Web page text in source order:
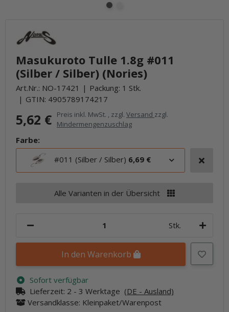
Masukuroto Tulle 1.8g #011
(Silber / Silber) (Nories)
Art.Nr.: NO-17421
Packung: 1 Stk.
GTIN: 4905789174217
5,62 € Preis inkl. MwSt. , zzgl. Versand zzgl.
Mindermengenzuschlag
Farbe:
#011 (Silber / Silber) 6,69 €
Alle Varianten in der Übersicht
Stk.
In den Warenkorb
Sofort verfügbar
Lieferzeit: 2 - 3 Werktage (DE - Ausland)
Versandklasse: Kleinpaket/Warenpost